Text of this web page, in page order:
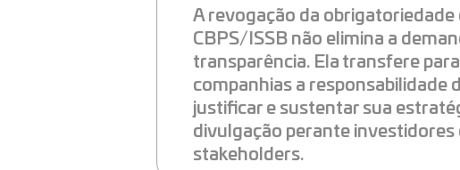
A revogação da obrigatoriedade
CBPS/ISSB não elimina a
transparência. Ela transfere
companhias a responsabilidade
justificar e sustentar sua
divulgação perante investidores
stakeholders.